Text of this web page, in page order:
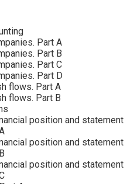
Part A
Part B
Part C
Part D
flows. Part A
flows. Part B
position and statement
position and statement
position and statement